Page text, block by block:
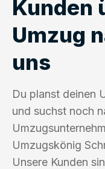
Kunden
Umzug
uns
Du planst deinen
und suchst noch
Umzugskönig
Unsere Kunden